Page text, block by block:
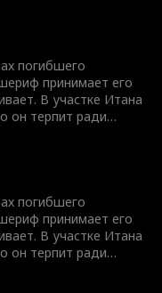
бывший
нынешний директор
о том, что Итан
погибшего
принимает его
В участке Итана
он терпит ради
бывший
нынешний директор
о том, что Итан
погибшего
принимает его
В участке Итана
он терпит ради